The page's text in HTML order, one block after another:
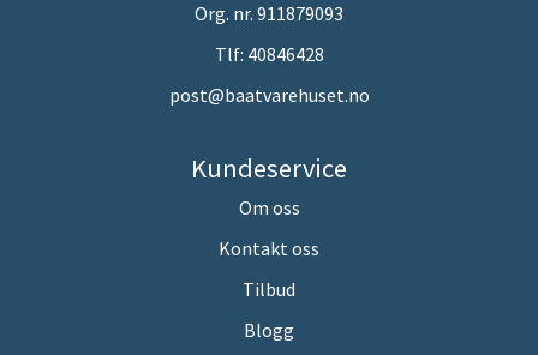
Org. nr. 911879093
Tlf: 40846428
post@baatvarehuset.no
Kundeservice
Om oss
Kontakt oss
Tilbud
Blogg